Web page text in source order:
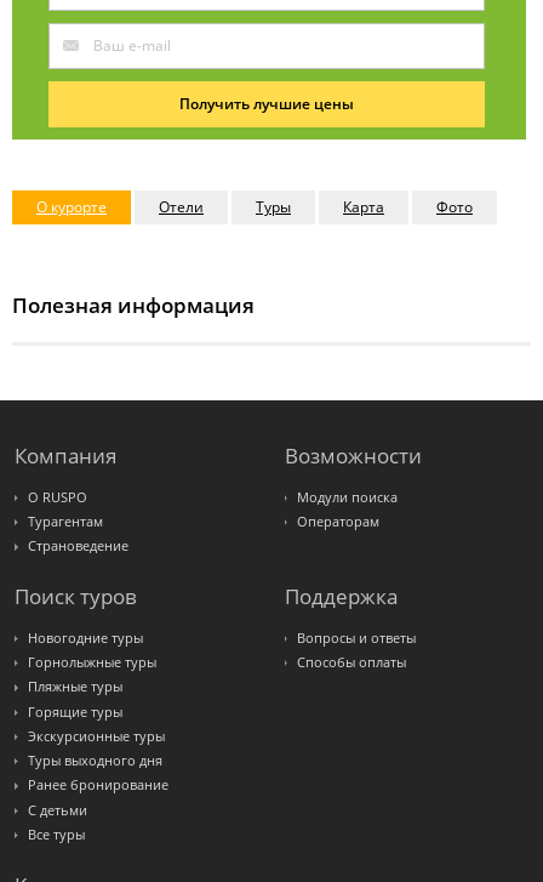
Получить лучшие цены
О курорте Отели Туры Карта Фото
Полезная информация
Компания
О RUSPO
Турагентам
Страноведение
Возможности
Модули поиска
Операторам
Поиск туров
Новогодние туры
Горнолыжные туры
Пляжные туры
Горящие туры
Экскурсионные туры
Туры выходного дня
Ранее бронирование
С детьми
Все туры
Поддержка
Вопросы и ответы
Способы оплаты